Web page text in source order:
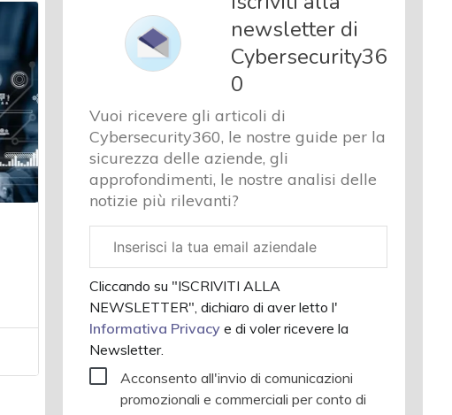
e analisi
Cyber
sicurezza
e privacy
cybersecurity
Chi siamo
newsletter di
Cybersecurity36
0
Vuoi ricevere gli articoli di
Cybersecurity360, le nostre guide per la
sicurezza delle aziende, gli
approfondimenti, le nostre analisi delle
notizie più rilevanti?
aziendale
Cliccando su "ISCRIVITI ALLA
NEWSLETTER", dichiaro di aver letto l'
Informativa Privacye di voler ricevere la
Newsletter.
Acconsento all'invio di comunicazioni
promozionali e commerciali per conto di